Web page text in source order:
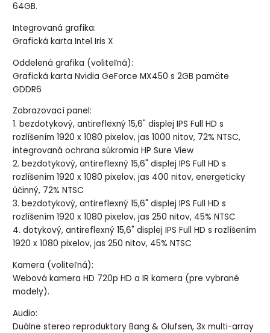
64GB.
Integrovaná grafika:
Grafická karta Intel Iris X
Oddelená grafika (voliteľná):
Grafická karta Nvidia GeForce MX450 s 2GB pamäte
GDDR6
Zobrazovací panel:
1. bezdotykový, antireflexný 15,6" displej IPS Full HD s
rozlíšením 1920 x 1080 pixelov, jas 1000 nitov, 72% NTSC,
integrovaná ochrana súkromia HP Sure View
2. bezdotykový, antireflexný 15,6" displej IPS Full HD s
rozlíšením 1920 x 1080 pixelov, jas 400 nitov, energeticky
účinný, 72% NTSC
3. bezdotykový, antireflexný 15,6" displej IPS Full HD s
rozlíšením 1920 x 1080 pixelov, jas 250 nitov, 45% NTSC
4. dotykový, antireflexný 15,6" displej IPS Full HD s rozlíšením
1920 x 1080 pixelov, jas 250 nitov, 45% NTSC
Kamera (voliteľná):
Webová kamera HD 720p HD a IR kamera (pre vybrané
modely).
Audio:
Duálne stereo reproduktory Bang & Olufsen, 3x multi-array